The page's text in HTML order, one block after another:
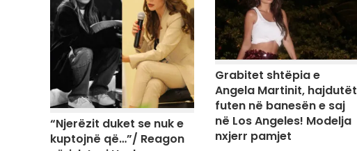
“Njerëzit duket se nuk e
kuptojnë që…”/ Reagon
Grabitet shtëpia e
Angela Martinit, hajdutët
futen në banesën e saj
në Los Angeles! Modelja
nxjerr pamjet